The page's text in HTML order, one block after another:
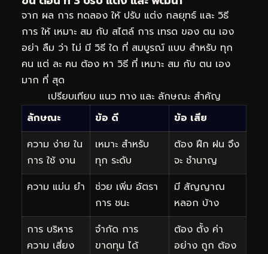
จาก ผล การ ทดลอง ให้ ปรับ แต่ง กลยุทธ์ และ วิธี
การ ให้ เหมาะ สม กับ สไตล์ การ เทรด ของ ตน เอง
อย่า ลืม ว่า ไม่ มี วิธี ใด ที่ สมบูรณ์ แบบ สำหรับ ทุก
คน แต่ ละ คน ต้อง หา วิธี ที่ เหมาะ สม กับ ตน เอง
มาก ที่ สุด
เปรียบเทียบ แนว ทาง และ ลักษณะ สำคัญ
ลักษณะ
ข้อ ดี
ข้อ เสีย
ความ ง่าย ใน
การ ใช้ งาน
เหมาะ สำหรับ
ทุก ระดับ
ต้อง ฝึก ฝน จึง
จะ ชำนาญ
ความ แม่น ยำ
ช่วย เพิ่ม อัตรา
การ ชนะ
มี สัญญาณ
หลอก บ้าง
การ บริหาร
ความ เสี่ยง
จำกัด การ
ขาดทุน ได้
ต้อง ตั้ง ค่า
อย่าง ถูก ต้อง